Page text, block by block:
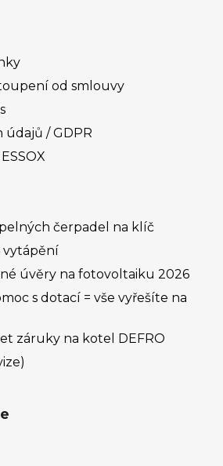
od smlouvy
údajů / GDPR
čerpadel na klíč
vytápění
úvěry na fotovoltaiku 2026
s dotací = vše vyřešíte na
záruky na kotel DEFRO